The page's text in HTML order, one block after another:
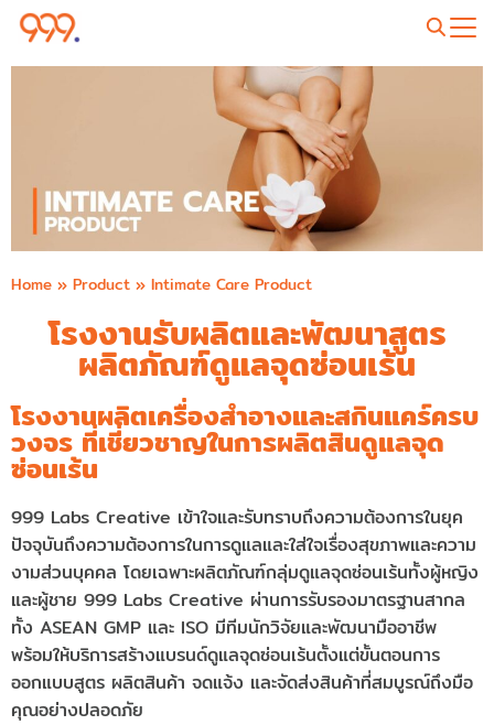
Home » Product » Intimate Care Product
โรงงานรับผลิตและพัฒนาสูตร
ผลิตภัณฑ์ดูแลจุดซ่อนเร้น
โรงงานผลิตเครื่องสำอางและสกินแคร์ครบ
วงจร ที่เชี่ยวชาญในการผลิตสินดูแลจุด
ซ่อนเร้น
999 Labs Creative เข้าใจและรับทราบถึงความต้องการในยุค
ปัจจุบันถึงความต้องการในการดูแลและใส่ใจเรื่องสุขภาพและความ
งามส่วนบุคคล โดยเฉพาะผลิตภัณฑ์กลุ่มดูแลจุดซ่อนเร้นทั้งผู้หญิง
และผู้ชาย 999 Labs Creative ผ่านการรับรองมาตรฐานสากล
ทั้ง ASEAN GMP และ ISO มีทีมนักวิจัยและพัฒนามืออาชีพ
พร้อมให้บริการสร้างแบรนด์ดูแลจุดซ่อนเร้นตั้งแต่ขั้นตอนการ
ออกแบบสูตร ผลิตสินค้า จดแจ้ง และจัดส่งสินค้าที่สมบูรณ์ถึงมือ
คุณอย่างปลอดภัย